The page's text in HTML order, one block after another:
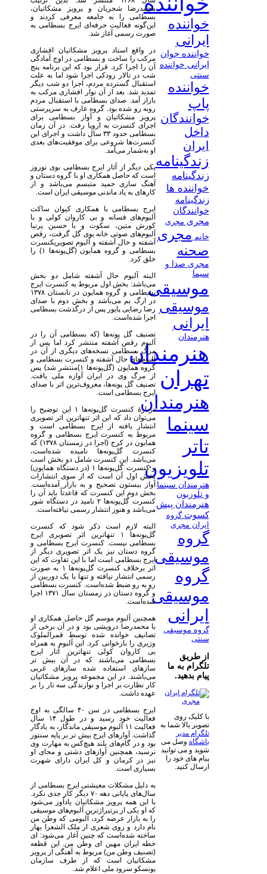
محمدرضا شجریان و پرویز مشکاتیان،
بسطامی را به جامعه معرفی کردند و
این‌گونه فعالیت حرفه‌ای ایرج بسطامی به
صورت رسمی آغاز شد.
در واقع استاد پرویز مشکاتیان افشاری
مرکب را ساخت و بسطامی در اوج آمادگی
آن را اجرا کرد. قرار بود که این برنامه پنج
شب در تالار رودکی اجرا شود اما به علت
استقبال گسترده مردم، اجرا دو شب دیگر
تمدید شد. بعد از آن نوار افشاری مرکب به
بازار آمد. صدای بسطامی با استقبال مردم
روبه رو شده بود. گروه عارف به سرپرستی
پرویز مشکاتیان و آواز بسطامی برای
اجرای کنسرت به اروپا رفت. در آن زمان
بسطامی حدود ۳۳ سال داشت و اجرای این
کنسرت‌ها شروعی برای موفقیت‌های بعدی
او به‌شمار می‌آمد.
یکی دیگر از آثار ایرج بسطامی بوی نوروز
است که حاصل همکاری او با گروه دستان و
آهنگ سازی حمید متبسم می‌باشد و از
کارهای به یاد ماندنی موسیقی ایران است.
ایرج بسطامی با همکاری کیوان ساکت
آلبوم‌های فسانه و بی کاروان کولی و با
کورش متین، سکوت و با حسین پرنیا
آلبوم‌های صوتی خانه بوی گل گرفت، رقص
آشفته و حال آشفته و آلبوم تصویریکنسرت
بسطامی و گروه همایون (گل‌پونه‌ها ۱) را
خلق کرد.
البته آلبوم حال آشفته شامل دو بخش
می‌باشد: بخش اول مربوط به کنسرت ایرج
بسطامی و گروه همایون در تابستان ۱۳۷۸
در ارگ بم می‌باشد و بخش دوم با صدای
رضا رضایی پایور پس از درگذشت بسطامی
اجرا شده‌است.
تصنیف گل پونه‌ها (که بسطامی آن را در
آلبوم رقص آشفته منتشر کرد اما پس از
مرگ بسطامی نسخه‌های دیگری از آن در
آلبوم‌های حال آشفته و کنسرت بسطامی و
گروه همایون (گل‌پونه‌ها ۱)منتشر شد) پس
از مرگ وی در ایران آوازه ملی یافت.
تصنیف گل پونه‌ها، معروف‌ترین اثر با صدای
ایرج بسطامی است.
دربارهٔ کنسرت گل‌پونه‌ها ۱ این توضیح را
می‌توان داد که این اثر تنهاترین اثر تصویری
انتشار یافته از ایرج بسطامی است و
مربوط به کنسرت ایرج بسطامی و گروه
همایون در کرج (اجرا در زمستان ۱۳۷۸) که
کنسرت گل‌پونه‌ها نامیده شده‌است،
می‌باشد. این کنسرت شامل دو بخش است
و کنسرت گل‌پونه‌ها ۱ (در دستگاه همایون)
بخش اول آن است که از سوی انتشارات
آواز بیستون تصحیح و به بازار آمده‌است.
بخش دوم این کنسرت که قاعدتاً باید آن را
کنسرت گل‌پونه‌ها ۲ نامید در دستگاه شور
می‌باشد و هنوز انتشار رسمی نیافته‌است.
البته لازم است ذکر شود که کنسرت
گل‌پونه‌ها ۱ تنهاترین اثر تصویری ایرج
بسطامی نیست. کنسرت ایرج بسطامی و
گروه دستان نیز یک اثر تصویری دیگر از
ایرج بسطامی است اما با این تفاوت که این
اثر برخلاف کنسرت گل‌پونه‌ها ۱ به صورت
رسمی انتشار نیافته و تنها با یک دوربین از
رو به رو ضبط شده‌است. کنسرت بسطامی
و گروه دستان در زمستان سال ۱۳۷۱ اجرا
شده‌است.
همچنین آلبوم موسم گل حاصل همکاری او
با محمدرضا درویشی بود و در آن برخی از
تصانیف خوانده شده توسط قمرالملوک
وزیری را بازخوانی کرد. این آلبوم به همراه
بی کاروان کولی تنهاترین آثار ایرج
بسطامی می‌باشند که در آن بیش تر
سازهای استفاده شده سازهای غربی
می‌باشند. در این مجموعه پرویز مشکاتیان
کار نظارت بر اجرا و نوازندگی سه تار را بر
عهده داشت.
ایرج بسطامی در سن ۴۰ سالگی به اوج
فعالیت خود رسید و در طول ۱۴ سال
فعالیت ۱۱ آلبوم موسیقی ماندگار، به یادگار
گذاشت. آوازهای ایرج بیش تر بر پایه سنتور
بود و در گام‌های بلند هیچ‌کس به مهارت وی
نرسید، همچنین آوازهای دشتی و محای او
نیز در کرمان و کل ایران دارای شهرت
بسیاری است.
به دلیل مشکلات معیشتی ایرج بسطامی از
سال‌های پایانی دهه ۷۰ دیگر کار جدی نکرد.
با این همه پرویز مشکاتیان یادآور می‌شود
که او یکی از پرتیراژترین آلبوم‌های موسیقی
را به بازار عرضه کرد، آلبومی که وطن من
نام دارد و روی شعری از ملک الشعرا بهار
ساخته شده‌است که چنین آغاز می‌شود: ای
خطه ایران مهین ای وطن من. این قطعه
(تصنیف وطن من) مربوط به آهنگی از پرویز
مشکاتیان است که از طرف سازمان
یونسکو سرود ملی اعلام شد.
خواننده
ایرانی
خواننده جوان
ایرانی خواننده
سنتی
خواننده
پاپ
خوانندگان
داخل
ایران
زندگینامه
زندگینامه
خواننده ها
زندگینامه
خوانندگان
مجری مجری
خانم مجری
صحنه
مجری صدا و
سیما
موسیقی
موسیقی
ایرانی
هنرمندان
هنرمندان
تهران
هنرمندان
سینما
تاتر
تلویزیون
هنرمندان سینما
و تلوزیون
هنرمندان پیش
کسوتگروه
ایران مجری
گروه
موسیقی
گروه
موسیقی
ایرانی
گروه موسیقی
سنتی
از طریق
تلگرام به ما
پیام بدهید.
با کلیک روی
تصویر بالا شما به
تلگرام مدیر
باشگاه وصل می
شوید و می توانید
پیام های خود را
ارسال کنید.